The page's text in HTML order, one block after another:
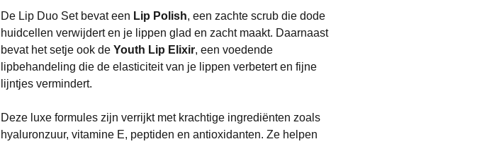
De Lip Duo Set bevat een Lip Polish, een zachte scrub die dode
huidcellen verwijdert en je lippen glad en zacht maakt. Daarnaast
bevat het setje ook de Youth Lip Elixir, een voedende
lipbehandeling die de elasticiteit van je lippen verbetert en fijne
lijntjes vermindert.
Deze luxe formules zijn verrijkt met krachtige ingrediënten zoals
hyaluronzuur, vitamine E, peptiden en antioxidanten. Ze helpen